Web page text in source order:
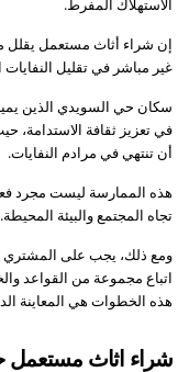
الاستهلاك المفرط.
إن شراء أثاث مستعمل يقلل
غير مباشر في تقليل
سكان حي السويدي الذين
في تعزيز ثقافة الاستدامة،
أن تنتهي في مرادم النفايات.
هذه الممارسة ليست مجرد
تجاه المجتمع والبيئة المحيطة.
ومع ذلك، يجب على
اتباع مجموعة من القواعد
هذه الخطوات هي المعاينة
شراء اثاث مستعمل